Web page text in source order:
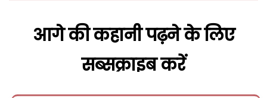
आगे की कहानी पढ़ने के लिए
सब्सक्राइब करें